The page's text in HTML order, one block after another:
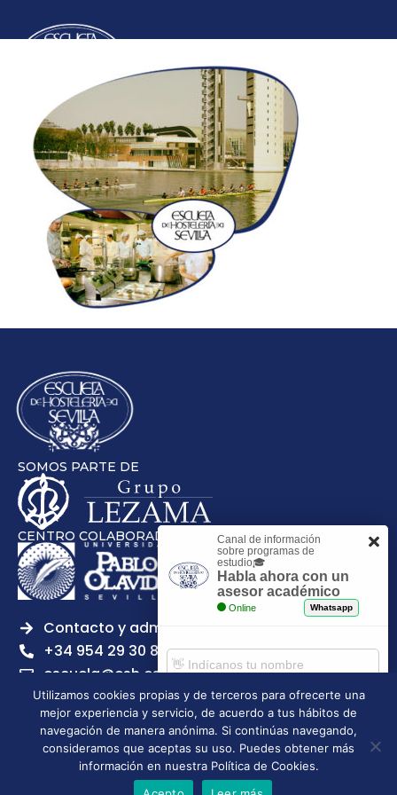
SOMOS PARTE DE
CENTRO COLABORADOR
Contacto y admisiones
+34 954 29 30 81
escuela@esh.es
Escuela Superior de Hostelería de Sevilla | 2026 | Todos los
derechos reservados
Utilizamos cookies propias y de terceros para ofrecerte una
mejor experiencia y servicio, de acuerdo a tus hábitos de
navegación de manera anónima. Si continúas navegando,
consideramos que aceptas su uso. Puedes obtener más
información en nuestra Política de Cookies.
Canal de información
sobre programas de
estudio🎓
Habla ahora con un
asesor académico
Online Whatsapp
Comenzar chat